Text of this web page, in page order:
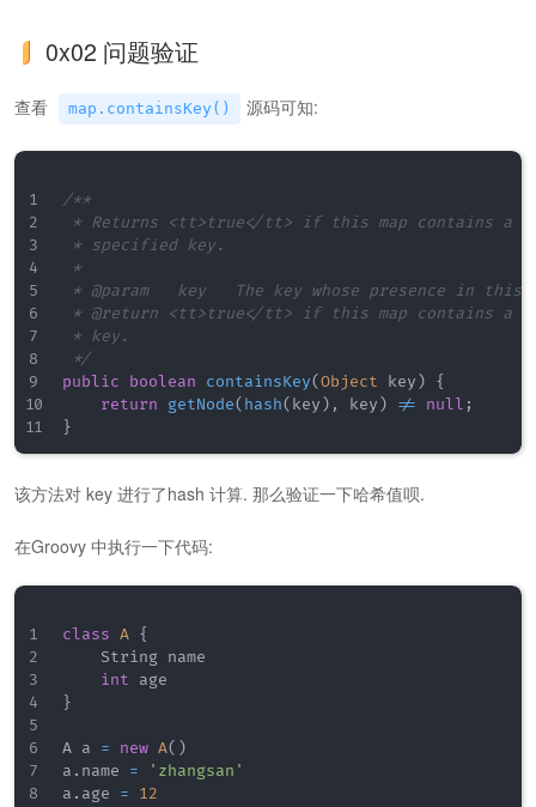
0x02 问题验证
查看 map.containsKey() 源码可知:
/**
* Returns <tt>true</tt> if this map contains a
* specified key.
*
* @param   key   The key whose presence in
* @return <tt>true</tt> if this map contains a
* key.
*/
public
boolean containsKey(Object key )
{
return
getNode( hash( key ) , key ) != null ;
}
该方法对 key 进行了hash 计算. 那么验证一下哈希值呗.
在Groovy 中执行一下代码:
class A {
    String name
int
}
A a = new A( )
a . name =
'zhangsan'
a . age = 12